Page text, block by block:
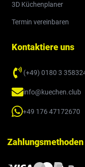
3D Küchenplaner
Termin vereinbaren
Kontaktiere uns
(+49) 0180 3
info@kuechen.club
+49 176 47172670
Zahlungsmethoden